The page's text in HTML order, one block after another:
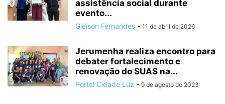
assistência social durante
evento...
Gleison Fernandes - 11 de abril de 2026
Jerumenha realiza encontro para
debater fortalecimento e
renovação do SUAS na...
Portal Cidade Luz - 9 de agosto de 2023